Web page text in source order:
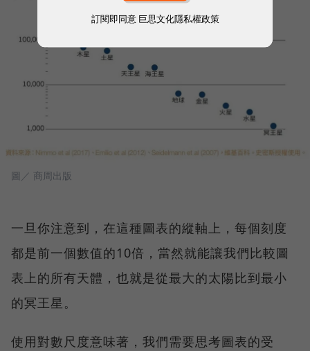
圖／ 商周出版
一旦你注意到，在這種圖表的縱軸上，每個刻度
都是前一個數值的10倍，當然就能讓我們比較圖
表上的所有天體，也就是從最大的太陽比到最小
的冥王星。
使用對數尺度意味著，我們需要思考圖表的受
訂閱即同意 巨思文化隱私權政策